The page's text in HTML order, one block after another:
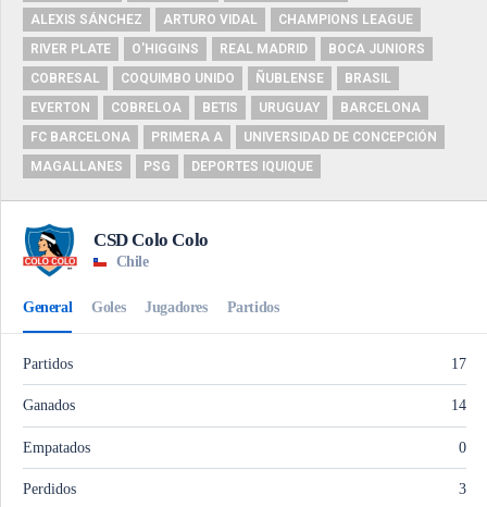
ALEXIS SÁNCHEZ
ARTURO VIDAL
CHAMPIONS LEAGUE
RIVER PLATE
O'HIGGINS REAL MADRID
BOCA JUNIORS
COBRESAL
COQUIMBO UNIDO ÑUBLENSE
BRASIL
EVERTON
COBRELOA BETIS URUGUAY
BARCELONA
FC BARCELONA
PRIMERA A
UNIVERSIDAD DE CONCEPCIÓN
MAGALLANES
PSG DEPORTES IQUIQUE